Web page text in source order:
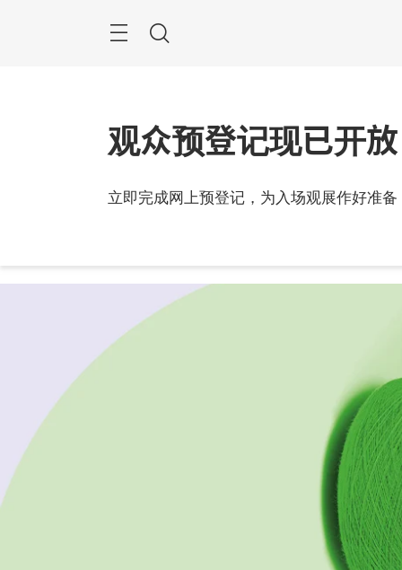
搜
观众预登记现已开放
立即完成网上预登记，为入场观展作好准2026